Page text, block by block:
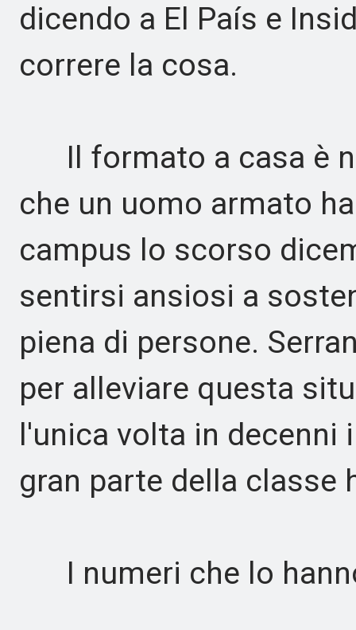
dicendo a El País e
correre la cosa.
Il formato a casa è
che un uomo armato
campus lo scorso
sentirsi ansiosi a
piena di persone.
per alleviare questa
l'unica volta in decenni
gran parte della classe
I numeri che lo